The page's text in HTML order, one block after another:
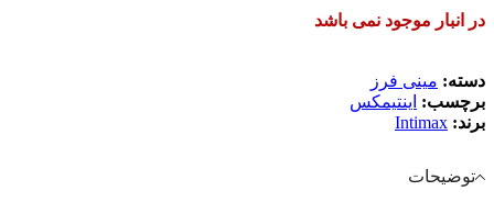
در انبار موجود نمی باشد
دسته: مینی فرز
برچسب:
اینتیمکس
برند: Intimax
توضیحات